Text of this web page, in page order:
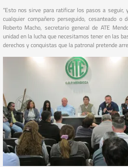
“Esto nos sirve para ratificar los pasos a seguir,
cualquier compañero perseguido, cesanteado o
Roberto Macho, secretario general de ATE
unidad en la lucha que necesitamos tener en las
derechos y conquistas que la patronal pretende